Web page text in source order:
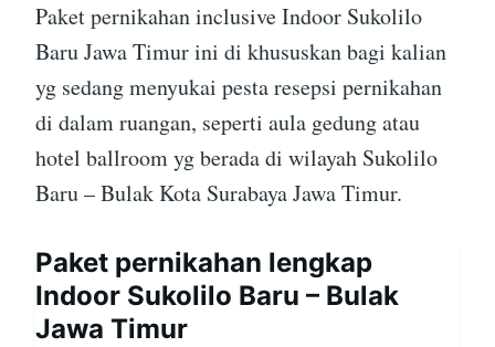
Paket pernikahan inclusive Indoor Sukolilo
Baru Jawa Timur ini di khususkan bagi kalian
yg sedang menyukai pesta resepsi pernikahan
di dalam ruangan, seperti aula gedung atau
hotel ballroom yg berada di wilayah Sukolilo
Baru – Bulak Kota Surabaya Jawa Timur.
Paket pernikahan lengkap
Indoor Sukolilo Baru – Bulak
Jawa Timur